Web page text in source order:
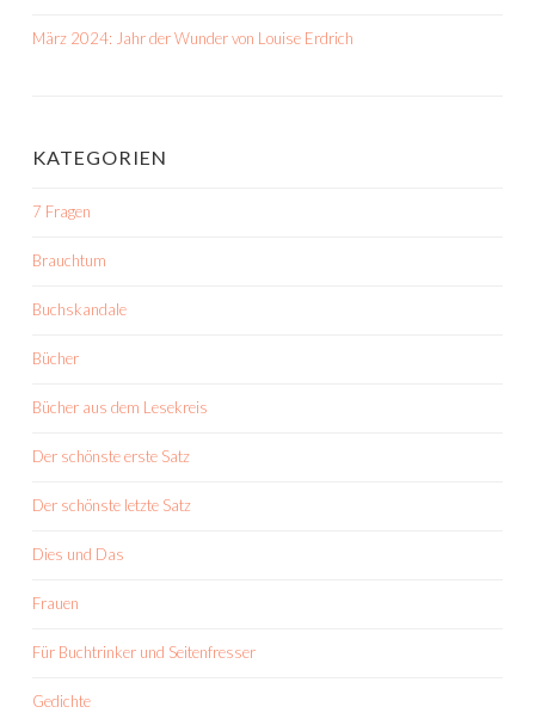
März 2024: Jahr der Wunder von Louise Erdrich
KATEGORIEN
7 Fragen
Brauchtum
Buchskandale
Bücher
Bücher aus dem Lesekreis
Der schönste erste Satz
Der schönste letzte Satz
Dies und Das
Frauen
Für Buchtrinker und Seitenfresser
Gedichte